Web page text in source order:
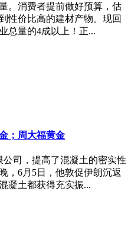
。消费者提前做好预算，估
性价比高的建材产物。现回
总量的4成以上！正...
；周大福黄金
司，提高了混凝土的密实性
，6月5日，他敦促伊朗沉返
凝土都获得充实振...